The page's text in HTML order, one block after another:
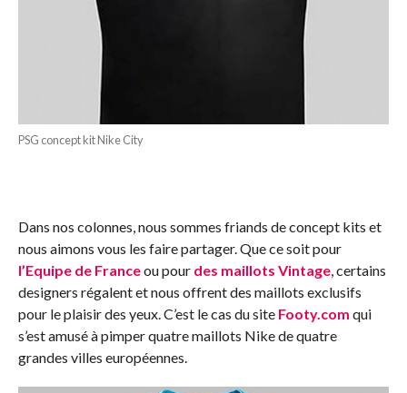
PSG concept kit Nike City
Dans nos colonnes, nous sommes friands de concept kits et
nous aimons vous les faire partager. Que ce soit pour
l’Equipe de Franceou pour des maillots Vintage, certains
designers régalent et nous offrent des maillots exclusifs
pour le plaisir des yeux. C’est le cas du site Footy.com qui
s’est amusé à pimper quatre maillots Nike de quatre
grandes villes européennes.